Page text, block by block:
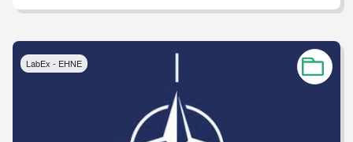
LabEx - EHNE